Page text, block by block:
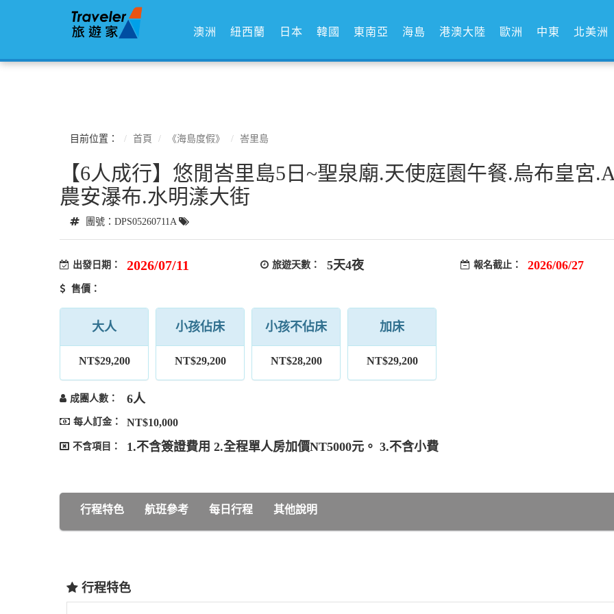
澳洲 紐西蘭 日本 韓國 東南亞 海島 港澳大陸 歐洲 中東 北美洲
目前位置： 首頁 《海島度假》 峇里島
【6人成行】悠閒峇里島5日~聖泉廟.天使庭園午餐.烏布皇宮
農安瀑布.水明漾大街
團號：DPS05260711A
出發日期： 2026/07/11 旅遊天數： 5天4夜 報名截止： 2026/06/27
售價：
大人
NT$29,200
小孩佔床
NT$29,200
小孩不佔床
NT$28,200
加床
NT$29,200
成團人數： 6人
每人訂金： NT$10,000
不含項目： 1.不含簽證費用 2.全程單人房加價NT5000元。 3.不含小費
行程特色 航班參考 每日行程 其他說明
行程特色